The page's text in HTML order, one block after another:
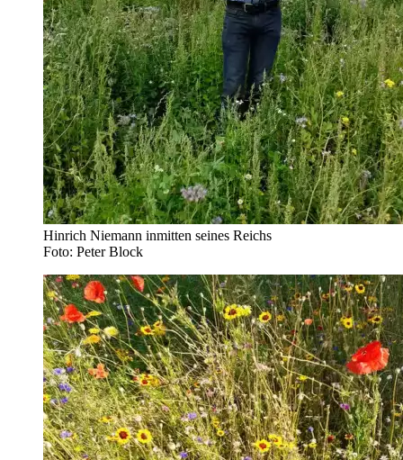
Hinrich Niemann inmitten seines Reichs
Foto: Peter Block